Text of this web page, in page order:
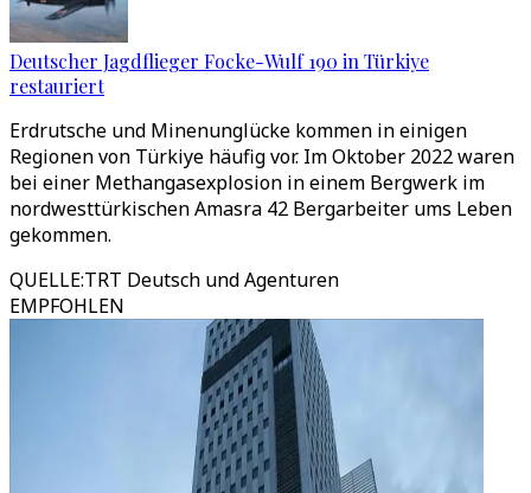
Deutscher Jagdflieger Focke-Wulf 190 in Türkiye
restauriert
Erdrutsche und Minenunglücke kommen in einigen
Regionen von Türkiye häufig vor. Im Oktober 2022 waren
bei einer Methangasexplosion in einem Bergwerk im
nordwesttürkischen Amasra 42 Bergarbeiter ums Leben
gekommen.
QUELLE:TRT Deutsch und Agenturen
EMPFOHLEN